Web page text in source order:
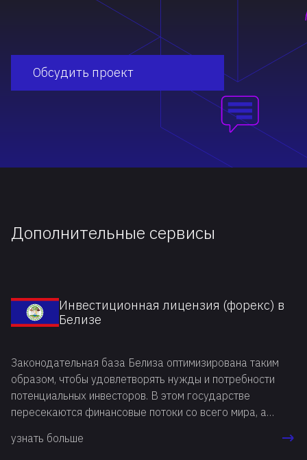
Обсудить проект
Дополнительные сервисы
Инвестиционная лицензия (форекс) в
Белизе
Законодательная база Белиза оптимизирована таким
образом, чтобы удовлетворять нужды и потребности
потенциальных инвесторов. В этом государстве
пересекаются финансовые потоки со всего мира, а
активами, бизнесмены регистрируют в Белизе
узнать больше